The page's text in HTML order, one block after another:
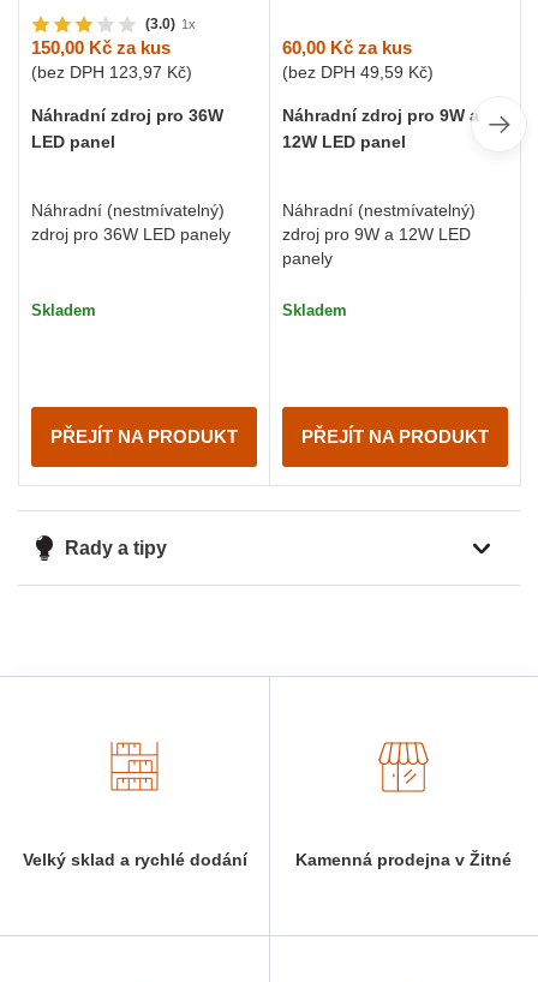
(3.0) 1x
150,00 Kč za kus
(bez DPH 123,97 Kč)
Náhradní zdroj pro 36W
LED panel
Náhradní (nestmívatelný)
zdroj pro 36W LED panely
Skladem
PŘEJÍT NA PRODUKT
60,00 Kč za kus
(bez DPH 49,59 Kč)
Náhradní zdroj pro 9W a
12W LED panel
Náhradní (nestmívatelný)
zdroj pro 9W a 12W LED
panely
Skladem
PŘEJÍT NA PRODUKT
Rady a tipy
Velký sklad a rychlé dodání Kamenná prodejna v Žitné